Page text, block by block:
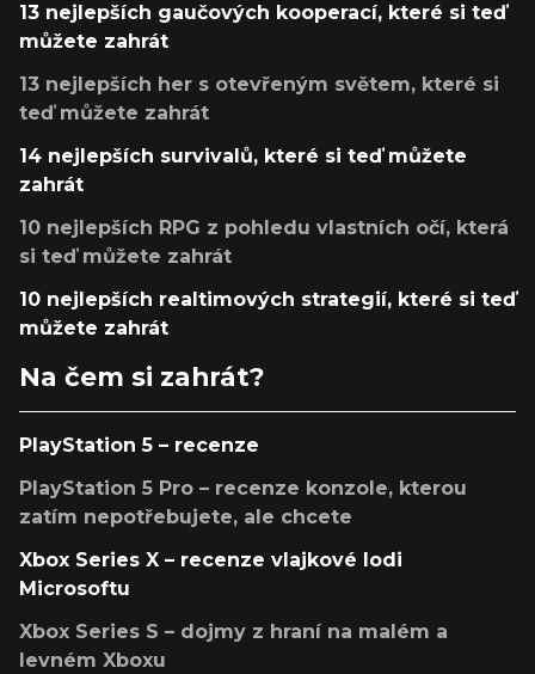
13 nejlepších gaučových kooperací, které si teď
můžete zahrát
13 nejlepších her s otevřeným světem, které si
teď můžete zahrát
14 nejlepších survivalů, které si teď můžete
zahrát
10 nejlepších RPG z pohledu vlastních očí, která
si teď můžete zahrát
10 nejlepších realtimových strategií, které si teď
můžete zahrát
Na čem si zahrát?
PlayStation 5 – recenze
PlayStation 5 Pro – recenze konzole, kterou
zatím nepotřebujete, ale chcete
Xbox Series X – recenze vlajkové lodi
Microsoftu
Xbox Series S – dojmy z hraní na malém a
levném Xboxu